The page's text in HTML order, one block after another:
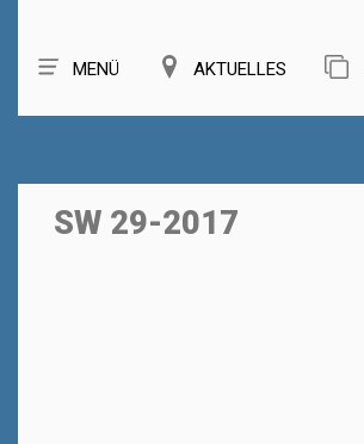
MENÜ AKTUELLES
SW 29-2017